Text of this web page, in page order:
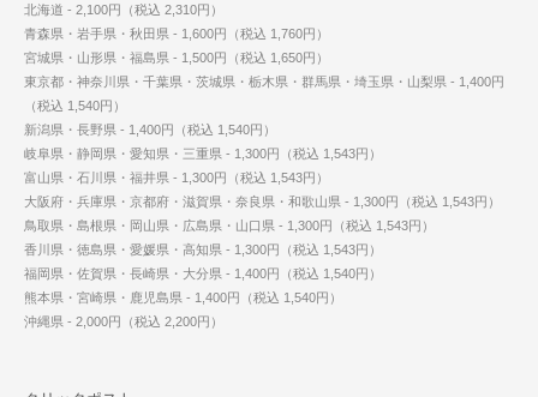
北海道 - 2,100円（税込 2,310円）
青森県・岩手県・秋田県 - 1,600円（税込 1,760円）
宮城県・山形県・福島県 - 1,500円（税込 1,650円）
東京都・神奈川県・千葉県・茨城県・栃木県・群馬県・埼玉県・山梨県 - 1,400円
（税込 1,540円）
新潟県・長野県 - 1,400円（税込 1,540円）
岐阜県・静岡県・愛知県・三重県 - 1,300円（税込 1,543円）
富山県・石川県・福井県 - 1,300円（税込 1,543円）
大阪府・兵庫県・京都府・滋賀県・奈良県・和歌山県 - 1,300円（税込 1,543円）
鳥取県・島根県・岡山県・広島県・山口県 - 1,300円（税込 1,543円）
香川県・徳島県・愛媛県・高知県 - 1,300円（税込 1,543円）
福岡県・佐賀県・長崎県・大分県 - 1,400円（税込 1,540円）
熊本県・宮崎県・鹿児島県 - 1,400円（税込 1,540円）
沖縄県 - 2,000円（税込 2,200円）